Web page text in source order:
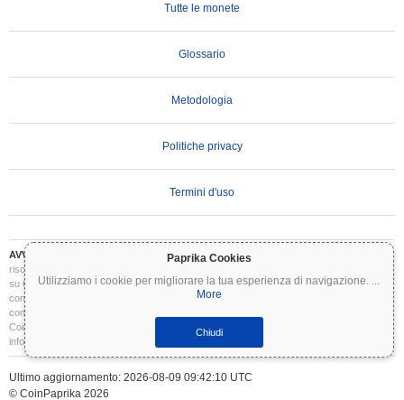
Paprika Cookies
Utilizziamo i cookie per migliorare la tua esperienza di navigazione. ...
More
Chiudi
Tutte le monete
Glossario
Metodologia
Politiche privacy
Termini d'uso
AVVERTENZA IMPORTANTE:
Le criptovalute sono altamente volatili e comportano
rischi significativi. Potresti perdere parte o tutto il tuo investimento. Tutte le informazioni
su Coinpaprika sono fornite esclusivamente a scopo informativo e non costituiscono
consulenza finanziaria o di investimento. Conduci sempre le tue ricerche (DYOR) e
consulta un consulente finanziario qualificato prima di prendere decisioni di investimento.
Coinpaprika non è responsabile per eventuali perdite derivanti dall'uso di queste
informazioni.
Ultimo aggiornamento: 2026-08-09 09:42:10 UTC
© CoinPaprika 2026